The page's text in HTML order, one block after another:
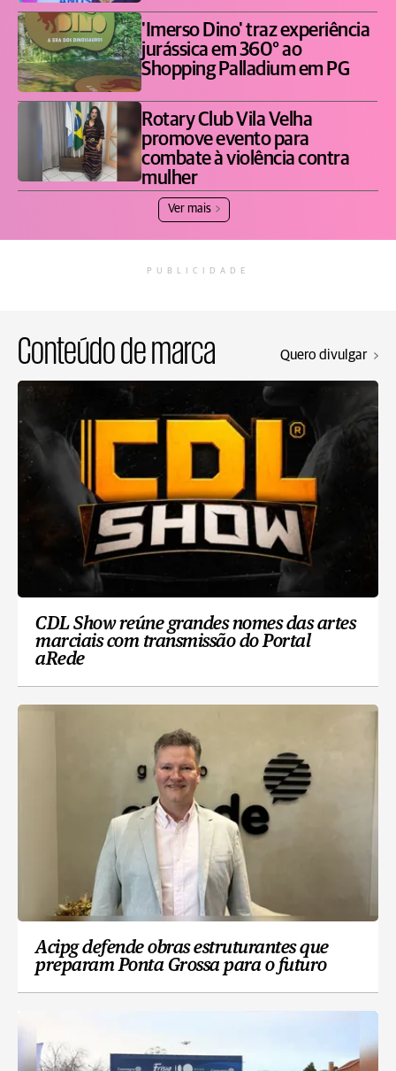
'Imerso Dino' traz experiência
jurássica em 360° ao
Shopping Palladium em PG
Rotary Club Vila Velha
promove evento para
combate à violência contra
mulher
Ver mais
PUBLICIDADE
Conteúdo de marca Quero divulgar
CDL Show reúne grandes nomes das artes
marciais com transmissão do Portal
aRede
Acipg defende obras estruturantes que
preparam Ponta Grossa para o futuro